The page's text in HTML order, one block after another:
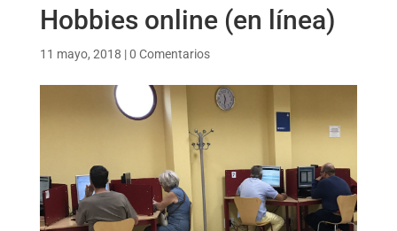
Hobbies online (en línea)
11 mayo, 2018 |0 Comentarios